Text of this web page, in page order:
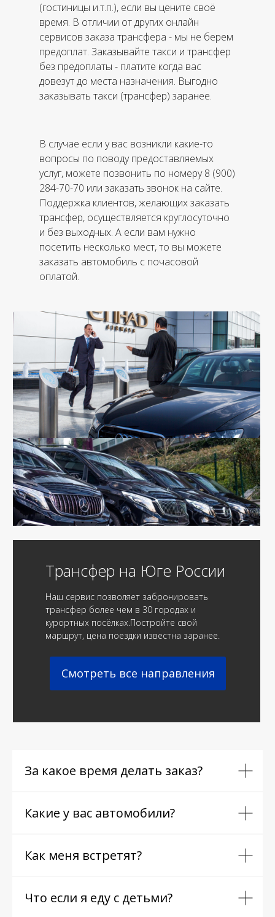
(гостиницы и.т.п.), если вы цените своё
время. В отличии от других онлайн
сервисов заказа трансфера - мы не берем
предоплат. Заказывайте такси и трансфер
без предоплаты - платите когда вас
довезут до места назначения. Выгодно
заказывать такси (трансфер) заранее.
В случае если у вас возникли какие-то
вопросы по поводу предоставляемых
услуг, можете позвонить по номеру 8 (900)
284-70-70 или заказать звонок на сайте.
Поддержка клиентов, желающих заказать
трансфер, осуществляется круглосуточно
и без выходных. А если вам нужно
посетить несколько мест, то вы можете
заказать автомобиль с почасовой
оплатой.
Трансфер на Юге России
Наш сервис позволяет забронировать
трансфер более чем в 30 городах и
курортных посёлках.Постройте свой
маршрут, цена поездки известна заранее.
Смотреть все направления
За какое время делать заказ?
Какие у вас автомобили?
Как меня встретят?
Что если я еду с детьми?